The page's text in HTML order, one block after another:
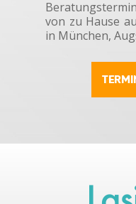
von zu Hause
in München,